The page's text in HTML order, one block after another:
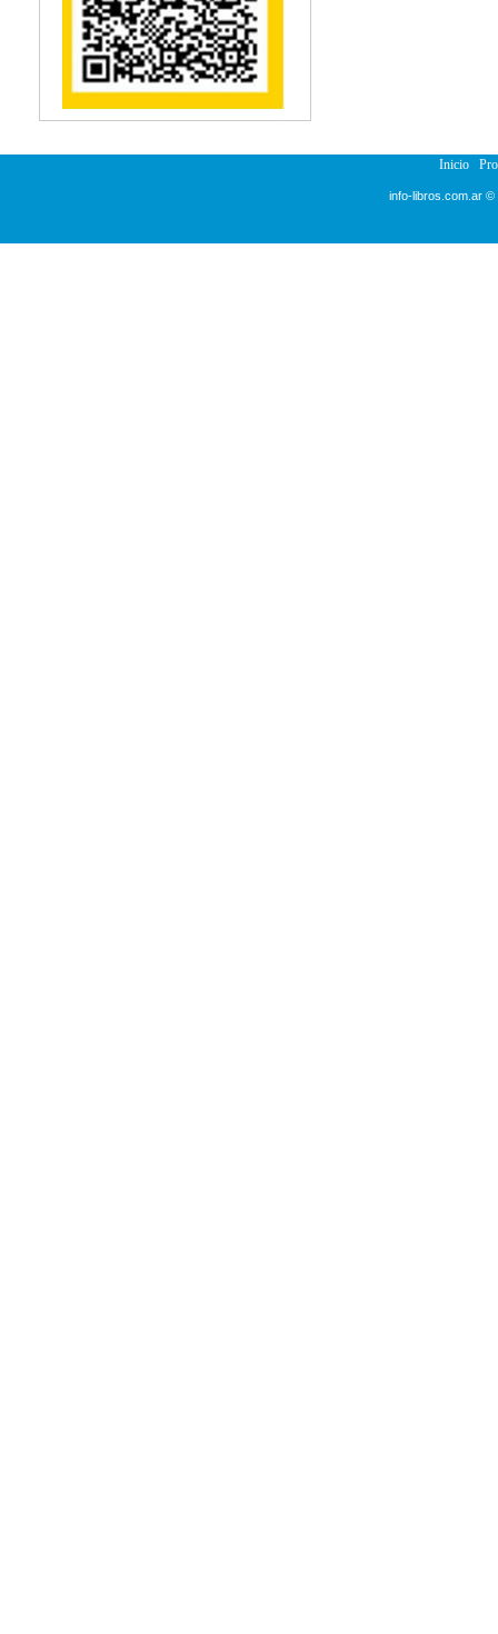
Reumatología
Salud Pública
Sección Medicina
Semiología
Terapia Ocupacional
Veterinaria
Inicio
info-libros.com.ar